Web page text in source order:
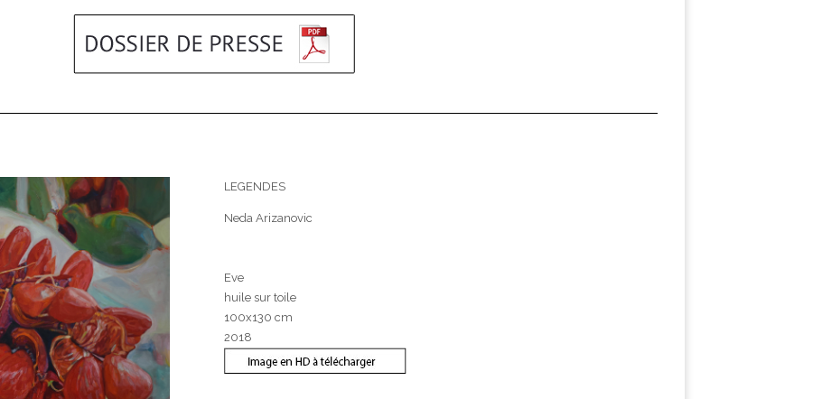
LEGENDES
Neda Arizanovic
Eve
huile sur toile
100x130 cm
2018